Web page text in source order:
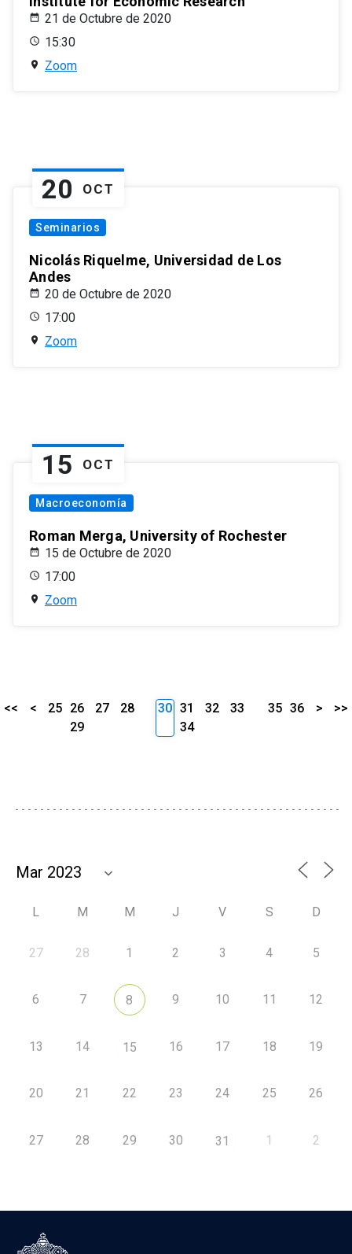
21 de Octubre de 2020
15:30
Zoom
20 OCT
Seminarios
Nicolás Riquelme, Universidad de Los
Andes
20 de Octubre de 2020
17:00
Zoom
15 OCT
Macroeconomía
Roman Merga, University of Rochester
15 de Octubre de 2020
17:00
Zoom
<< < 25 26 27
28
29
30 31 32
33
34
35 36 > >>
L M M J V S D
27 28 1 2 3 4 5
6 7 8 9 10 11 12
13 14 15 16 17 18 19
20 21 22 23 24 25 26
27 28 29 30 31 1 2